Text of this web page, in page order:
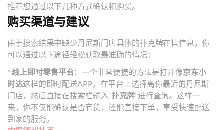
推荐您通过以下几种方式确认和购买。
购买渠道与建议
由于搜索结果中缺少丹尼斯门店具体的扑克牌在售信息，你
可以通过以下途径轻松获取最准确的情况：
* 线上即时零售平台 ：一个非常便捷的方法是打开像京东小
时达这样的即时配送APP。在平台上选择离你最近的丹尼斯
门店，然后直接在搜索栏输入“扑克牌”进行查询。这样一
来，你不仅能确认是否有货，还能直接下单，享受快速配送
到家的服务。